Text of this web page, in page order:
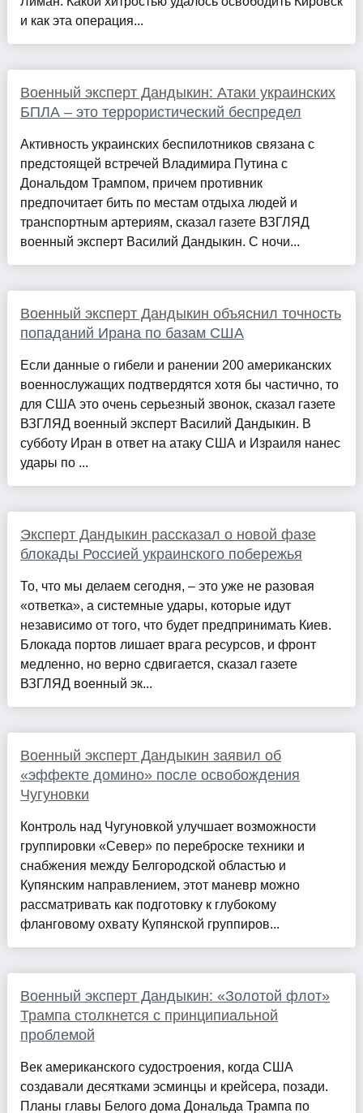
и как эта операция...
Военный эксперт Дандыкин: Атаки украинских
БПЛА – это террористический беспредел
Активность украинских беспилотников связана с
предстоящей встречей Владимира Путина с
Дональдом Трампом, причем противник
предпочитает бить по местам отдыха людей и
транспортным артериям, сказал газете ВЗГЛЯД
военный эксперт Василий Дандыкин. С ночи...
Военный эксперт Дандыкин объяснил точность
попаданий Ирана по базам США
Если данные о гибели и ранении 200 американских
военнослужащих подтвердятся хотя бы частично, то
для США это очень серьезный звонок, сказал газете
ВЗГЛЯД военный эксперт Василий Дандыкин. В
субботу Иран в ответ на атаку США и Израиля нанес
удары по ...
Эксперт Дандыкин рассказал о новой фазе
блокады Россией украинского побережья
То, что мы делаем сегодня, – это уже не разовая
«ответка», а системные удары, которые идут
независимо от того, что будет предпринимать Киев.
Блокада портов лишает врага ресурсов, и фронт
медленно, но верно сдвигается, сказал газете
ВЗГЛЯД военный эк...
Военный эксперт Дандыкин заявил об
«эффекте домино» после освобождения
Чугуновки
Контроль над Чугуновкой улучшает возможности
группировки «Север» по переброске техники и
снабжения между Белгородской областью и
Купянским направлением, этот маневр можно
рассматривать как подготовку к глубокому
фланговому охвату Купянской группиров...
Военный эксперт Дандыкин: «Золотой флот»
Трампа столкнется с принципиальной
проблемой
Век американского судостроения, когда США
создавали десятками эсминцы и крейсера, позади.
Планы главы Белого дома Дональда Трампа по